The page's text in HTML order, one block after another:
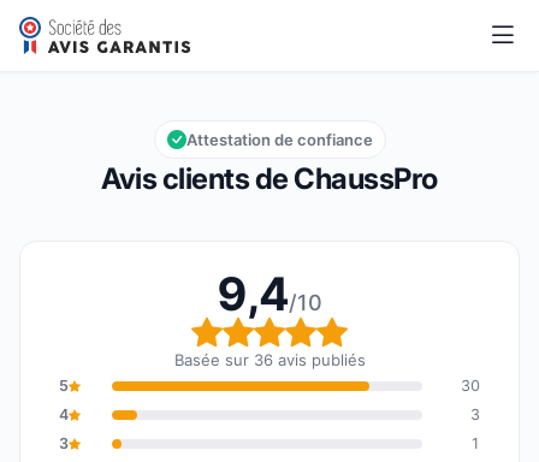
ChaussPro
Note globale : 9,4 sur 10
9,4/10
Avis clients de ChaussPro
Attestation de confiance
9,4/10
Note globale : 9,4 sur
Basée sur 36 avis publiés
5
30
4
3
3
1